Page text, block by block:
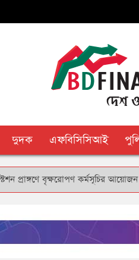
দুদক এফবিসিসিআই
বৃক্ষরোপণ কর্মসূচির আয়োজন